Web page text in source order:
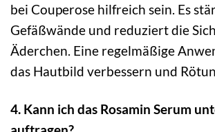
bei Couperose hilfreich sein. Es
Gefäßwände und reduziert die
Äderchen. Eine regelmäßige
das Hautbild verbessern und
4. Kann ich das Rosamin Serum